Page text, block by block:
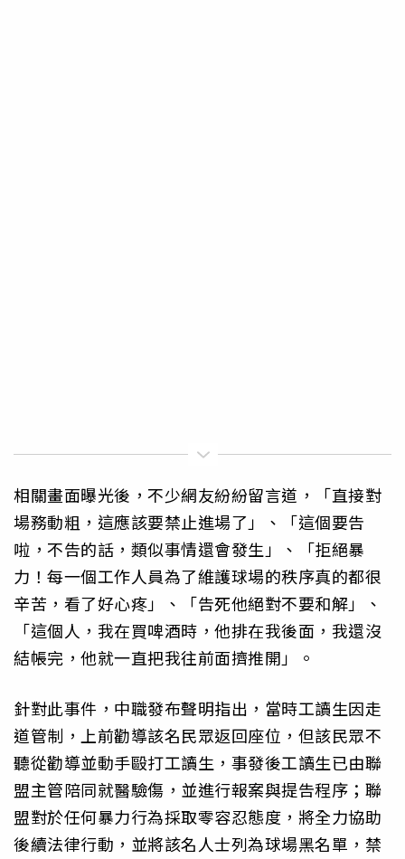
相關畫面曝光後，不少網友紛紛留言道，「直接對
場務動粗，這應該要禁止進場了」、「這個要告
啦，不告的話，類似事情還會發生」、「拒絕暴
力！每一個工作人員為了維護球場的秩序真的都很
辛苦，看了好心疼」、「告死他絕對不要和解」、
「這個人，我在買啤酒時，他排在我後面，我還沒
結帳完，他就一直把我往前面擠推開」。
針對此事件，中職發布聲明指出，當時工讀生因走
道管制，上前勸導該名民眾返回座位，但該民眾不
聽從勸導並動手毆打工讀生，事發後工讀生已由聯
盟主管陪同就醫驗傷，並進行報案與提告程序；聯
盟對於任何暴力行為採取零容忍態度，將全力協助
後續法律行動，並將該名人士列為球場黑名單，禁